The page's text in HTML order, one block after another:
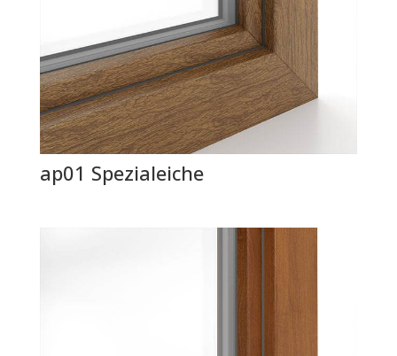
ap01 Spezialeiche